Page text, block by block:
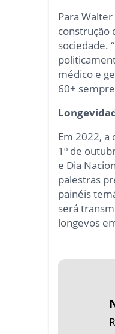
Para
construção
sociedade.
médico e
60+
Em 2022, a
1º de
e Dia
palestras
painéis
será
longevos